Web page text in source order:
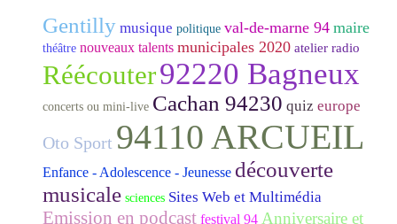
Gentilly musique politique val-de-marne 94 maire
théâtre nouveaux talents municipales 2020 atelier radio
Réécouter92220 Bagneux
concerts ou mini-live Cachan 94230 quiz europe
Oto Sport 94110 ARCUEIL
Enfance - Adolescence - Jeunesse découverte
musicale sciences Sites Web et Multimédia
Emission en podcast festival 94 Anniversaire et